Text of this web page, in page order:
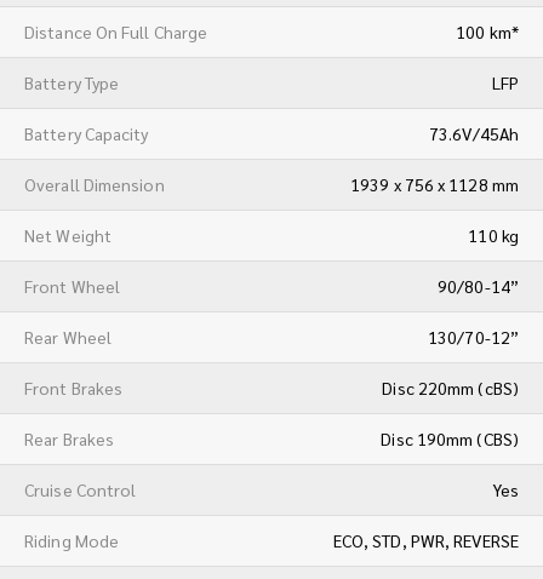
Distance On Full Charge 100 km*
Battery Type LFP
Battery Capacity 73.6V/45Ah
Overall Dimension 1939 x 756 x 1128 mm
Net Weight 110 kg
Front Wheel 90/80-14”
Rear Wheel 130/70-12”
Front Brakes Disc 220mm (cBS)
Rear Brakes Disc 190mm (CBS)
Cruise Control Yes
Riding Mode ECO, STD, PWR, REVERSE